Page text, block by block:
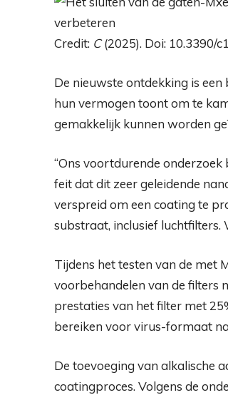
Credit: C(2025). Doi: 10.3390/
De nieuwste ontdekking is
hun vermogen toont om te
gemakkelijk kunnen worden
“Ons voortdurende onderzoek
feit dat dit zeer geleidende
verspreid om een ​​coating te
substraat, inclusief luchtfilters.
Tijdens het testen van de met
voorbehandelen van de filters
prestaties van het filter met
bereiken voor virus-formaat
De toevoeging van alkalische
coatingproces. Volgens de